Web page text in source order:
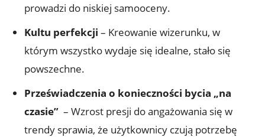
prowadzi do niskiej samooceny.
Kultu​ perfekcji – Kreowanie⁤ wizerunku,​ w
którym wszystko wydaje się idealne, stało się⁢
powszechne.
Przeświadczenia o konieczności bycia „na
czasie” ⁢ – Wzrost presji do angażowania się w
trendy sprawia, że użytkownicy czują potrzebę